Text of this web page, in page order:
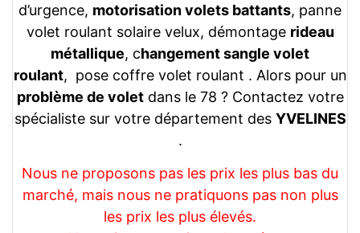
d’urgence, motorisation volets battants, panne
volet roulant solaire velux, démontage rideau
métallique, changement sangle volet
roulant, pose coffre volet roulant . Alors pour un
problème de voletdans le 78 ? Contactez votre
spécialiste sur votre département des YVELINES
.
Nous ne proposons pas les prix les plus bas du
marché, mais nous ne pratiquons pas non plus
les prix les plus élevés.